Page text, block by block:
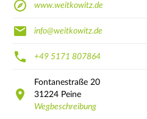
www.weitkowitz.de
info@weitkowitz.de
+49 5171 807864
Fontanestraße 20
31224 Peine
Wegbeschreibung